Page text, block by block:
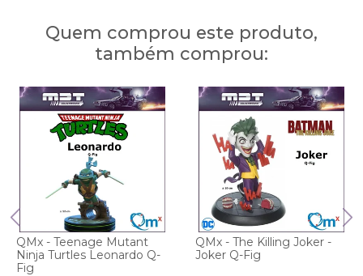
Quem comprou este produto,
também comprou:
QMx - Teenage Mutant
Ninja Turtles Leonardo Q-
Fig
QMx - The Killing Joker -
Joker Q-Fig